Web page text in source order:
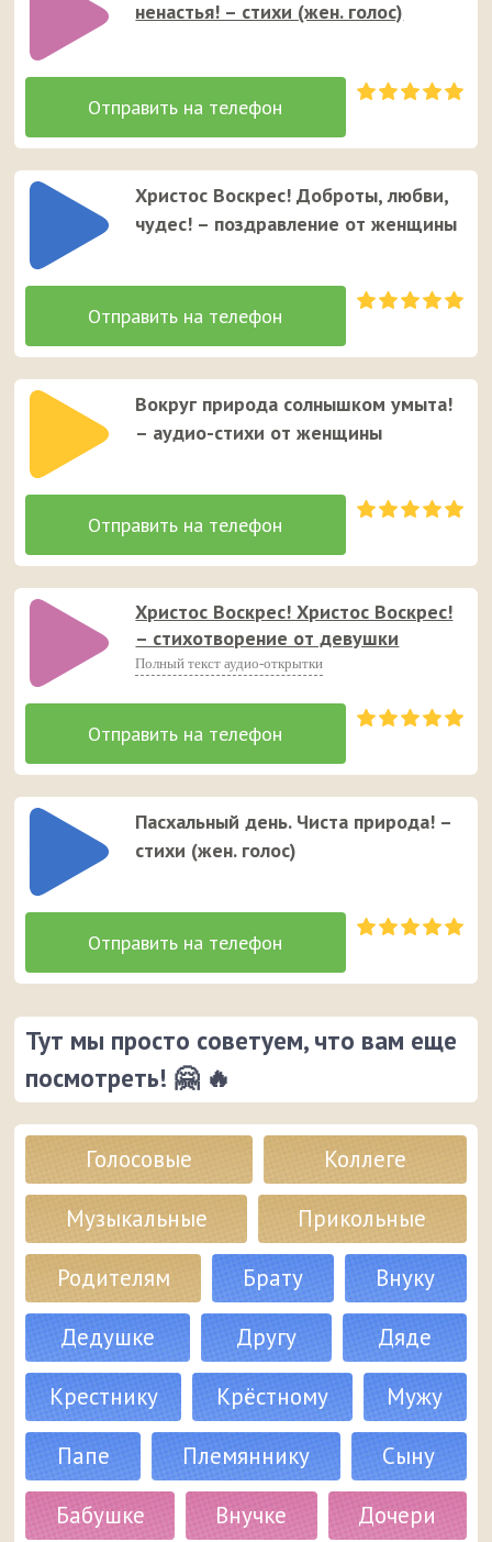
ненастья! – стихи (жен. голос)
Христос Воскрес! Доброты, любви,
чудес! – поздравление от женщины
Вокруг природа солнышком умыта!
– аудио-стихи от женщины
Христос Воскрес! Христос Воскрес!
– стихотворение от девушки
Полный текст аудио-открытки
Пасхальный день. Чиста природа! –
стихи (жен. голос)
Тут мы просто советуем, что вам еще
посмотреть! 🤗 🔥
Голосовые
Коллеге
Музыкальные
Прикольные
Родителям
Брату
Внуку
Дедушке
Другу
Дяде
Крестнику
Крёстному
Мужу
Папе
Племяннику
Сыну
Бабушке
Внучке Дочери